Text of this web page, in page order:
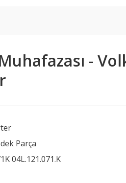
-
Parça
04L.121.071.K